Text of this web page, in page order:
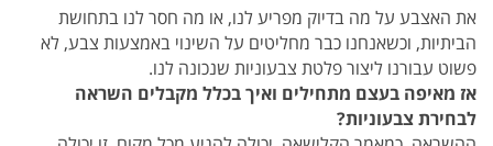
את האצבע על מה בדיוק מפריע לנו, או מה חסר לנו בתחושת
הביתיות, וכשאנחנו כבר מחליטים על השינוי באמצעות צבע, לא
פשוט עבורנו ליצור פלטת צבעוניות שנכונה לנו.
אז מאיפה בעצם מתחילים ואיך בכלל מקבלים השראה
לבחירת צבעוניות?